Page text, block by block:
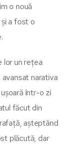
o nouă
a fost o
lor un rețea
narativa
într-o zi
făcut din
așteptând
plăcută, dar